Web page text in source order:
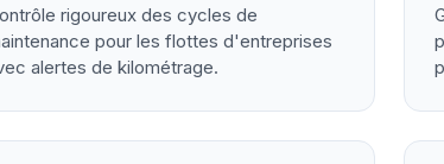
rigoureux des cycles de
pour les flottes d'entreprises
alertes de kilométrage.